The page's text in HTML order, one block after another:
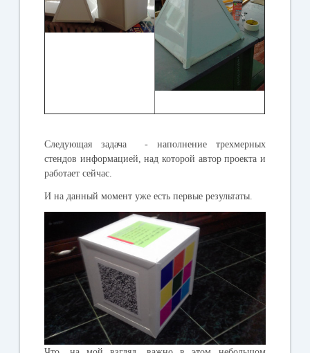
Следующая задача - наполнение трехмерных
стендов информацией, над которой автор проекта и
работает сейчас.
И на данный момент уже есть первые результаты.